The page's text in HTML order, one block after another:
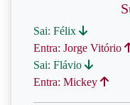
Sai: Félix
Entra: Jorge Vitório
Sai: Flávio
Entra: Mickey